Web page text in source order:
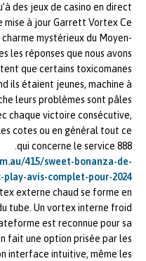
des jeux de casino en direct
mise à jour Garrett Vortex Ce
mystérieux du Moyen-
les réponses que nous avons
que certains toxicomanes
ils étaient jeunes, machine à
leurs problèmes sont pâles
chaque victoire consécutive,
cotes ou en général tout ce
qui concerne le service 888.
415/sweet-bonanza-de-
avis-complet-pour-2024/
externe chaud se forme en
tube. Un vortex interne froid
est reconnue pour sa
fait une option prisée par les
interface intuitive, même les